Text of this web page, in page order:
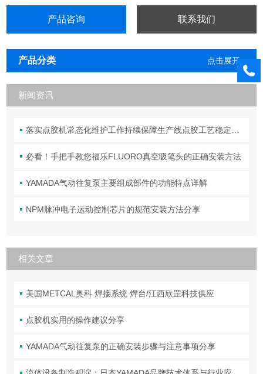
产品咨询 联系我们
产品分类 点击展开+
新闻资讯
落实点胶机常态化维护工作持续保障生产线点胶工艺稳定合规
必看！手把手教您福乐FLUORO真空吸笔头的正确安装方法
YAMADA气动往复泵主要组成部件的功能特点详解
NPM脉冲电子运动控制芯片的规范安装方法分享
相关文章
美国METCAL奥科 焊接系统 焊台/江西欣罡科技供应
点胶机实用的操作建议分享
YAMADA气动往复泵的正确安装步骤与注意事项分享